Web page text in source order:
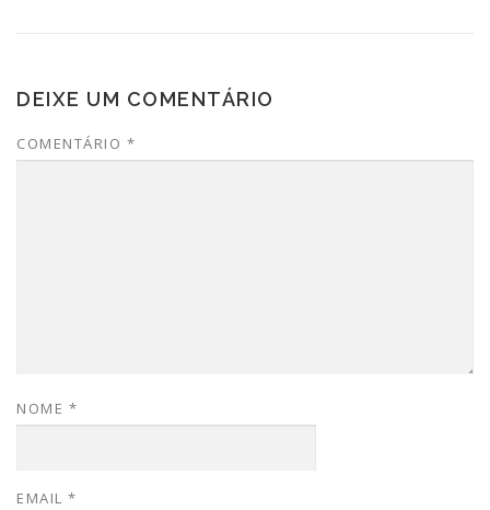
DEIXE UM COMENTÁRIO
COMENTÁRIO *
NOME *
EMAIL *